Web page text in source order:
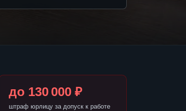
до 130 000 ₽
штраф юрлицу за допуск к работе